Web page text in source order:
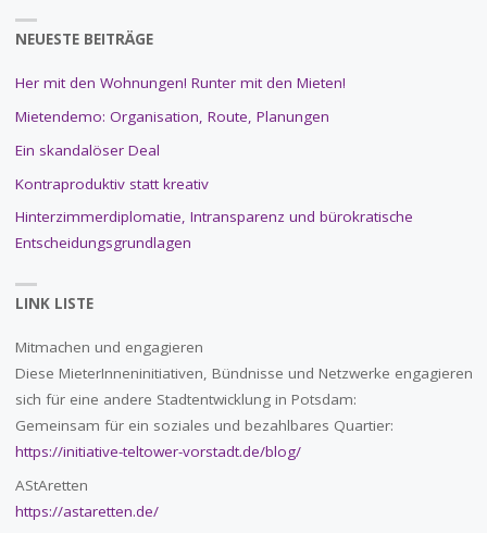
NEUESTE BEITRÄGE
Her mit den Wohnungen! Runter mit den Mieten!
Mietendemo: Organisation, Route, Planungen
Ein skandalöser Deal
Kontraproduktiv statt kreativ
Hinterzimmerdiplomatie, Intransparenz und bürokratische
Entscheidungsgrundlagen
LINK LISTE
Mitmachen und engagieren
Diese MieterInneninitiativen, Bündnisse und Netzwerke engagieren
sich für eine andere Stadtentwicklung in Potsdam:
Gemeinsam für ein soziales und bezahlbares Quartier:
https://initiative-teltower-vorstadt.de/blog/
AStAretten
https://astaretten.de/